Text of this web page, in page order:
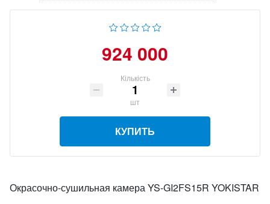
924 000
Кількість
шт
КУПИТЬ
Окрасочно-сушильная камера YS-GI2FS15R YOKISTAR